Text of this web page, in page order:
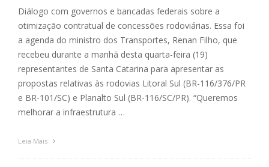
Diálogo com governos e bancadas federais sobre a
otimização contratual de concessões rodoviárias. Essa foi
a agenda do ministro dos Transportes, Renan Filho, que
recebeu durante a manhã desta quarta-feira (19)
representantes de Santa Catarina para apresentar as
propostas relativas às rodovias Litoral Sul (BR-116/376/PR
e BR-101/SC) e Planalto Sul (BR-116/SC/PR). “Queremos
melhorar a infraestrutura …
Leia Mais